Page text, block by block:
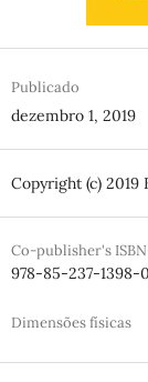
Publicado
dezembro 1, 2019
Copyright (c) 2019
Co-publisher's
978-85-237-1398-0
Dimensões físicas